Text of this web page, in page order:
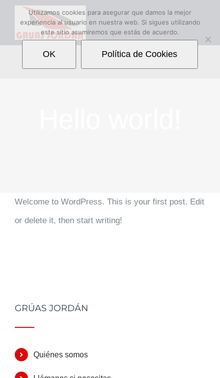
Saltar
contenido
Welcome to WordPress. This is your first post. Edit
or delete it, then start writing!
GRÚAS JORDÁN
Quiénes somos
Utilizamos cookies para asegurar que damos la mejor
experiencia al usuario en nuestra web. Si sigues utilizando
este sitio asumiremos que estás de acuerdo.
OK Política de Cookies